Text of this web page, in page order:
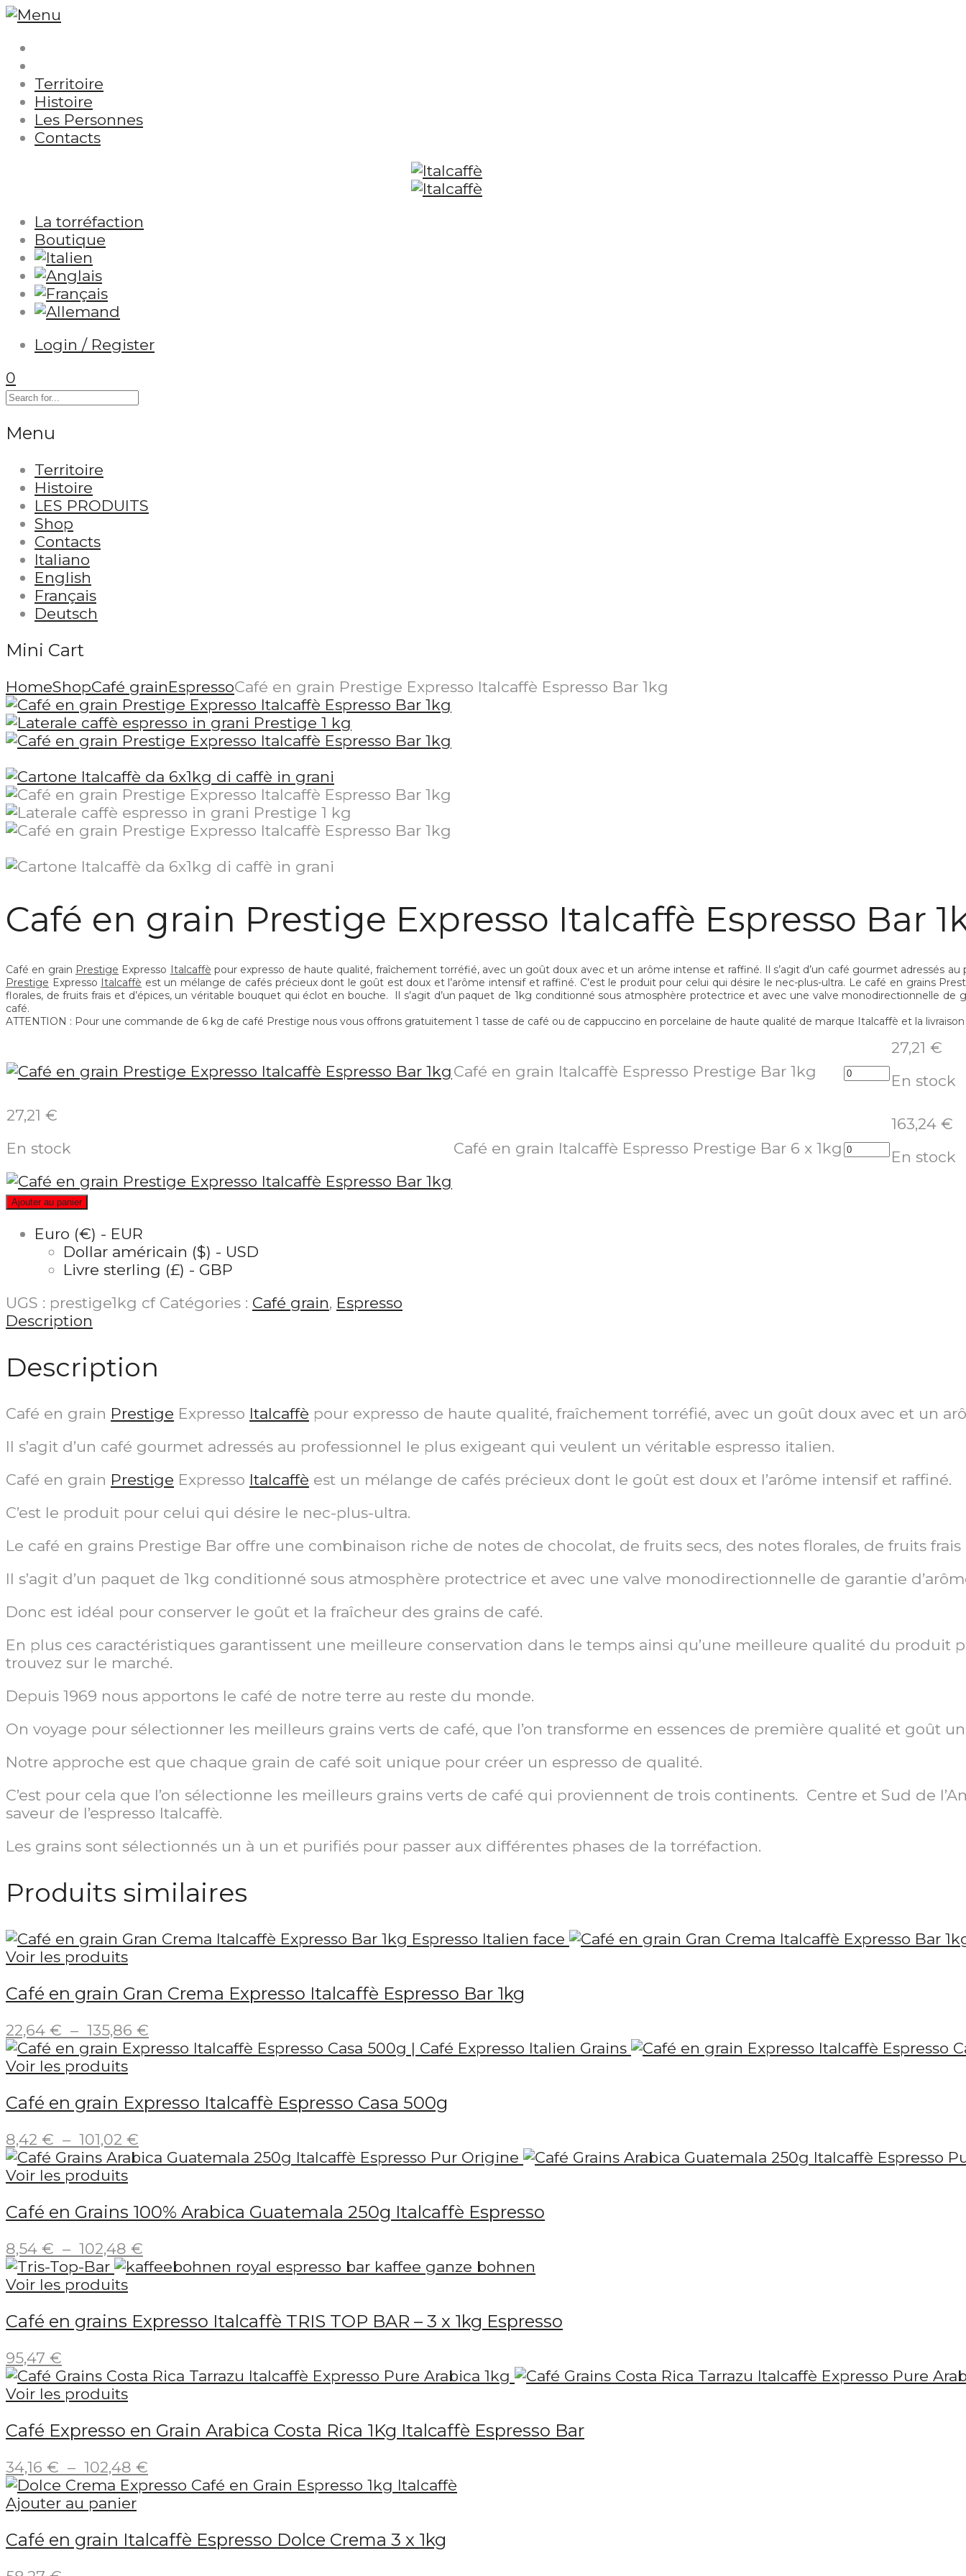
Territoire
Histoire
Les Personnes
Contacts
La torréfaction
Boutique
Login / Register
0
Menu
Territoire
Histoire
LES PRODUITS
Shop
Contacts
Italiano
English
Français
Deutsch
Mini Cart
HomeShopCafé grainEspressoCafé en grain Prestige Expresso Italcaffè Espresso Bar 1kg
Café en grain Prestige Expresso Italcaffè Espresso Bar
Café en grain Prestige Expresso Italcaffè pour expresso de haute qualité, fraîchement torréfié, avec un goût doux avec et un arôme intense et raffiné. Il s’agit d’un café gourmet adressés
Prestige Expresso Italcaffè est un mélange de cafés précieux dont le goût est doux et l’arôme intensif et raffiné. C’est le produit pour celui qui désire le nec-plus-ultra. Le café en grains
florales, de fruits frais et d’épices, un véritable bouquet qui éclot en bouche. Il s’agit d’un paquet de 1kg conditionné sous atmosphère protectrice et avec une valve monodirectionnelle
café.
ATTENTION : Pour une commande de 6 kg de café Prestige nous vous offrons gratuitement 1 tasse de café ou de cappuccino en porcelaine de haute qualité de marque Italcaffè et la
Café en grain Italcaffè Espresso Prestige Bar 1kg
27,21 €
En stock
27,21 €
En stock
Café en grain Italcaffè Espresso Prestige Bar 6 x 1kg
163,24 €
En stock
Ajouter au panier
Euro (€) - EUR
Dollar américain ($) - USD
Livre sterling (£) - GBP
UGS : prestige1kg cf Catégories : Café grain, Espresso
Description
Description
Café en grain Prestige Expresso Italcaffè pour expresso de haute qualité, fraîchement torréfié, avec un goût doux avec et un
Il s’agit d’un café gourmet adressés au professionnel le plus exigeant qui veulent un véritable espresso italien.
Café en grain Prestige Expresso Italcaffè est un mélange de cafés précieux dont le goût est doux et l’arôme intensif et raffiné.
C’est le produit pour celui qui désire le nec-plus-ultra.
Le café en grains Prestige Bar offre une combinaison riche de notes de chocolat, de fruits secs, des notes florales, de fruits
Il s’agit d’un paquet de 1kg conditionné sous atmosphère protectrice et avec une valve monodirectionnelle de garantie
Donc est idéal pour conserver le goût et la fraîcheur des grains de café.
En plus ces caractéristiques garantissent une meilleure conservation dans le temps ainsi qu’une meilleure qualité du produit
trouvez sur le marché.
Depuis 1969 nous apportons le café de notre terre au reste du monde.
On voyage pour sélectionner les meilleurs grains verts de café, que l’on transforme en essences de première qualité et goût
Notre approche est que chaque grain de café soit unique pour créer un espresso de qualité.
C’est pour cela que l’on sélectionne les meilleurs grains verts de café qui proviennent de trois continents. Centre et Sud de
saveur de l’espresso Italcaffè.
Les grains sont sélectionnés un à un et purifiés pour passer aux différentes phases de la torréfaction.
Produits similaires
Voir les produits
Café en grain Gran Crema Expresso Italcaffè Espresso Bar 1kg
22,64 € – 135,86 €
de
à
Voir les produits
Café en grain Expresso Italcaffè Espresso Casa 500g
8,42 € – 101,02 €
de
à
Voir les produits
Café en Grains 100% Arabica Guatemala 250g Italcaffè Espresso
8,54 € – 102,48 €
de
à
Voir les produits
Café en grains Expresso Italcaffè TRIS TOP BAR – 3 x 1kg Espresso
95,47 €
Voir les produits
Café Expresso en Grain Arabica Costa Rica 1Kg Italcaffè Espresso Bar
34,16 € – 102,48 €
de
à
Ajouter au panier
Café en grain Italcaffè Espresso Dolce Crema 3 x 1kg